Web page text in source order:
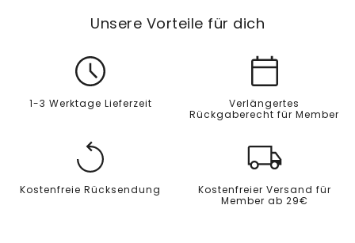
Unsere Vorteile für dich
1-3 Werktage Lieferzeit
Verlängertes
Rückgaberecht für Member
Kostenfreie Rücksendung
Kostenfreier Versand für
Member ab 29€